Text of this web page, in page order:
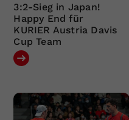
3:2-Sieg in Japan!
Happy End für
KURIER Austria Davis
Cup Team